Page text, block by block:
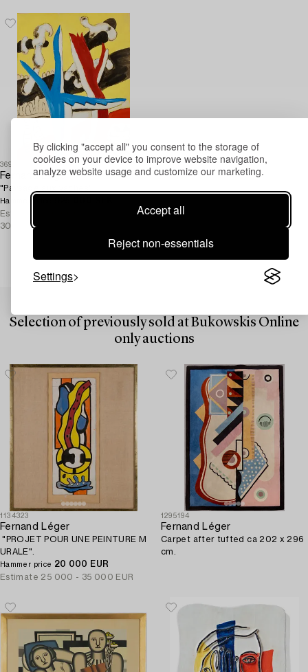
By clicking "accept all" you consent to the storage of
cookies on your device to improve website navigation,
analyze website usage and customize our marketing.
Accept all
Reject non-essentials
Settings
369
Fernand Léger
"Paysage aux vaches".
Hammer price
Estimate
300 000 SEK
Selection of previously sold at Bukowskis Online
only auctions
1134323
Fernand Léger
"PROJET POUR UNE PEINTURE M
URALE".
Hammer price 20 000 EUR
Estimate 25 000 - 35 000 EUR
1295194
Fernand Léger
Carpet after tufted ca 202 x 296
cm.